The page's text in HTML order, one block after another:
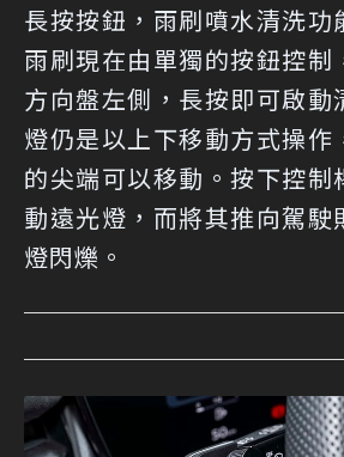
長按按鈕，雨刷噴水清洗功
雨刷現在由單獨的按鈕控制
方向盤左側，長按即可啟動
燈仍是以上下移動方式操作
的尖端可以移動。按下控制
動遠光燈，而將其推向駕駛
燈閃爍。